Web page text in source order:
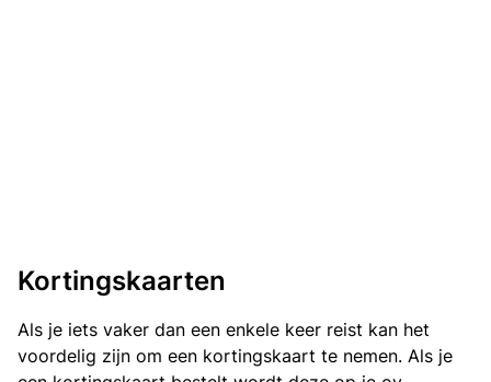
Kortingskaarten
Als je iets vaker dan een enkele keer reist kan het
voordelig zijn om een kortingskaart te nemen. Als je